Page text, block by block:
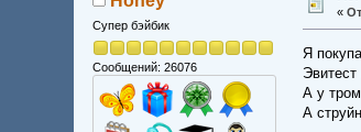
Супер бэйбик
Сообщений: 26076
«
Я
А у
А